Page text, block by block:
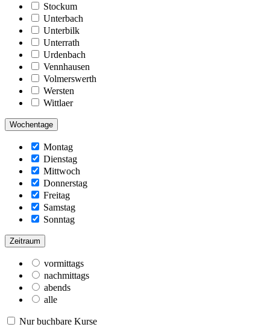
Stockum
Unterbach
Unterbilk
Unterrath
Urdenbach
Vennhausen
Volmerswerth
Wersten
Wittlaer
Wochentage
Montag
Dienstag
Mittwoch
Donnerstag
Freitag
Samstag
Sonntag
Zeitraum
vormittags
nachmittags
abends
alle
Nur buchbare Kurse